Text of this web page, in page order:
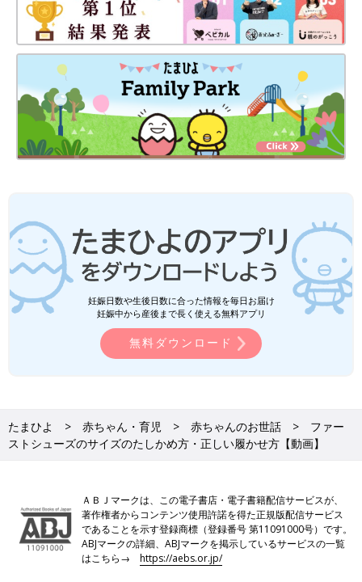
妊娠日数や生後日数に合った情報を毎日お届け
妊娠中から産後まで長く使える無料アプリ
無料ダウンロード
たまひよ 赤ちゃん・育児 赤ちゃんのお世話
ファー
ストシューズのサイズのたしかめ方・正しい履かせ方【動画】
ＡＢＪマークは、この電子書店・電子書籍配信サービスが、
著作権者からコンテンツ使用許諾を得た正規版配信サービス
であることを示す登録商標（登録番号 第11091000号）です。
ABJマークの詳細、ABJマークを掲示しているサービスの一覧
はこちら→https://aebs.or.jp/